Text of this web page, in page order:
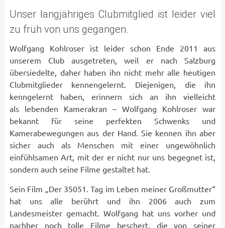
Unser langjähriges Clubmitglied ist leider viel
zu früh von uns gegangen.
Wolfgang Kohlroser ist leider schon Ende 2011 aus
unserem Club ausgetreten, weil er nach Salzburg
übersiedelte, daher haben ihn nicht mehr alle heutigen
Clubmitglieder kennengelernt. Diejenigen, die ihn
kenngelernt haben, erinnern sich an ihn vielleicht
als lebenden Kamerakran – Wolfgang Kohlroser war
bekannt für seine perfekten Schwenks und
Kamerabewegungen aus der Hand. Sie kennen ihn aber
sicher auch als Menschen mit einer ungewöhnlich
einfühlsamen Art, mit der er nicht nur uns begegnet ist,
sondern auch seine Filme gestaltet hat.
Sein Film „Der 35051. Tag im Leben meiner Großmutter“
hat uns alle berührt und ihn 2006 auch zum
Landesmeister gemacht. Wolfgang hat uns vorher und
nachher noch tolle Filme beschert, die von seiner